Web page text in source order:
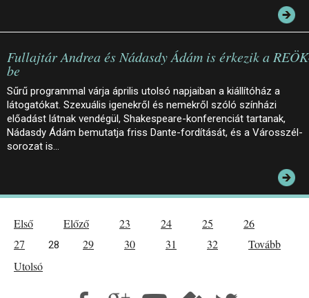
Fullajtár Andrea és Nádasdy Ádám is érkezik a
be
Sűrű programmal várja április utolsó napjaiban a kiállítóház a
látogatókat. Szexuális igenekről és nemekről szóló színházi
előadást látnak vendégül, Shakespeare-konferenciát tartanak,
Nádasdy Ádám bemutatja friss Dante-fordítását, és a Városszél-
sorozat is…
Első Előző 23 24 25
26
27
28 29 30 31 32
Tovább
Utolsó